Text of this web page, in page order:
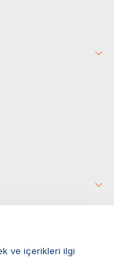
ve içerikleri ilgi